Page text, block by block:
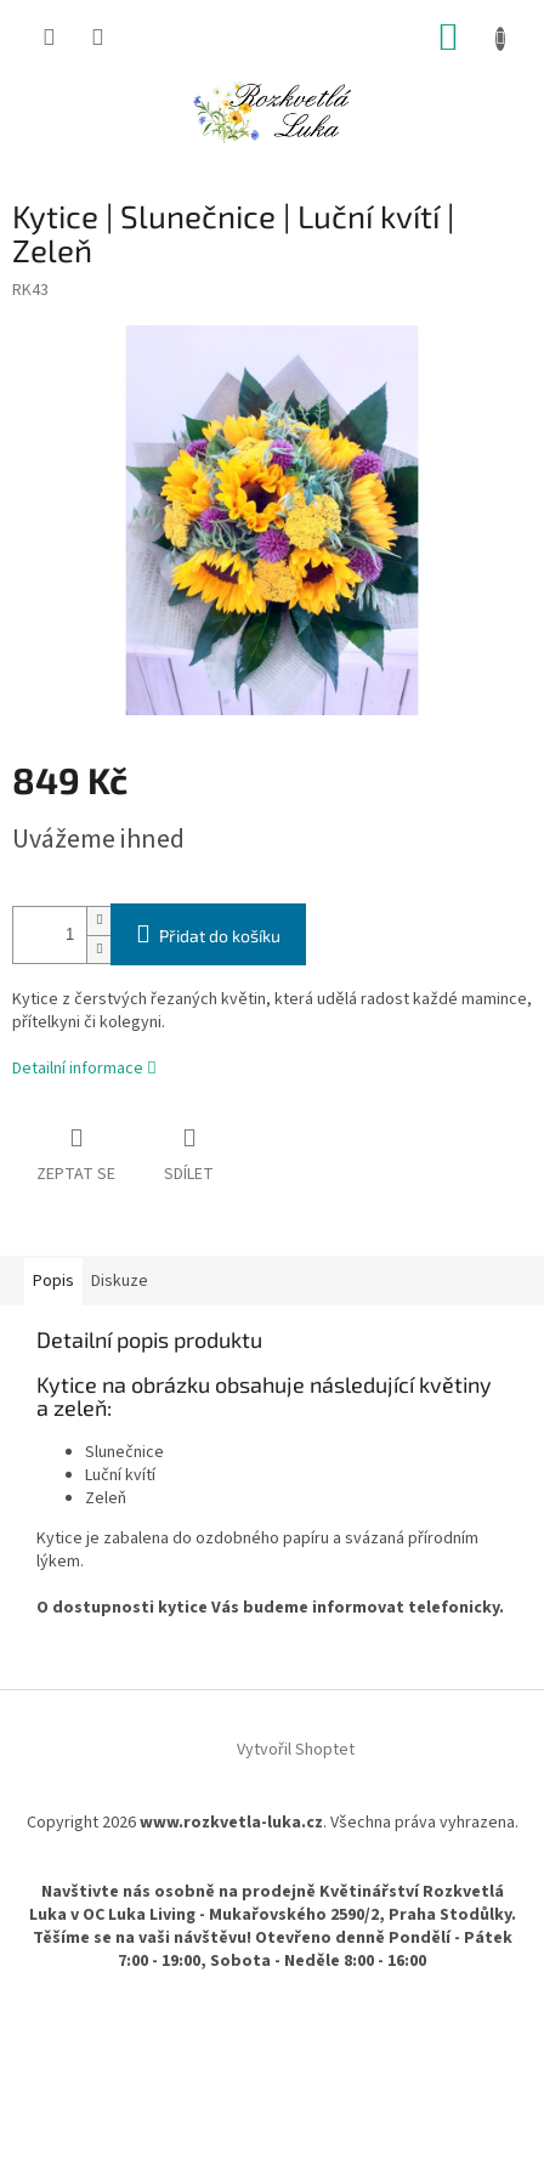
Kytice | Slunečnice | Luční kvítí |
Zeleň
RK43
849 Kč
cena:
Uvážeme ihned
Přidat do košíku
Kytice z čerstvých řezaných květin, která udělá radost každé mamince,
přítelkyni či kolegyni.
Detailní informace
ZEPTAT SE SDÍLET
Popis Diskuze
Detailní popis produktu
Kytice na obrázku obsahuje následující květiny
a zeleň:
Slunečnice
Luční kvítí
Zeleň
Kytice je zabalena do ozdobného papíru a svázaná přírodním
lýkem.
O dostupnosti kytice Vás budeme informovat telefonicky.
Vytvořil Shoptet
Copyright 2026www.rozkvetla-luka.cz. Všechna práva vyhrazena.
Navštivte nás osobně na prodejně Květinářství Rozkvetlá
Luka v OC Luka Living - Mukařovského 2590/2, Praha Stodůlky.
Těšíme se na vaši návštěvu! Otevřeno denně Pondělí - Pátek
7:00 - 19:00, Sobota - Neděle 8:00 - 16:00